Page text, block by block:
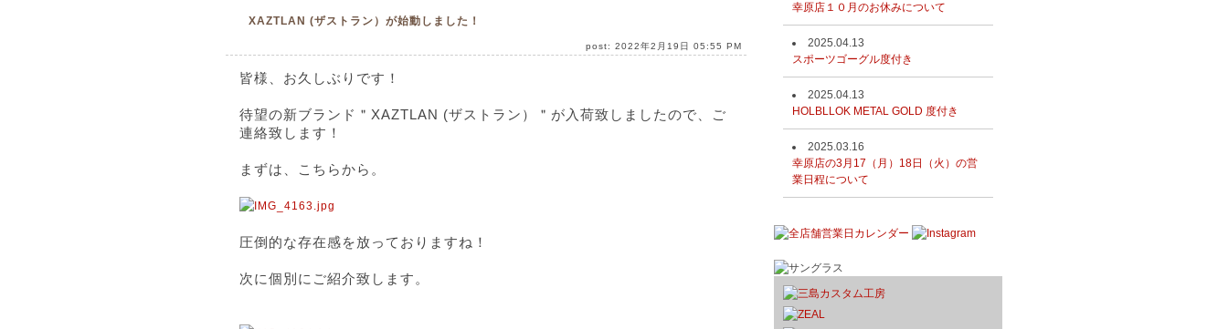
XAZTLAN (ザストラン）が始動しました！
post: 2022年2月19日 05:55 PM
皆様、お久しぶりです！
待望の新ブランド＂XAZTLAN (ザストラン）＂が入荷致しましたので、ご
連絡致します！
まずは、こちらから。
圧倒的な存在感を放っておりますね！
次に個別にご紹介致します。
幸原店１０月のお休みについて
2025.04.13
スポーツゴーグル度付き
2025.04.13
HOLBLLOK METAL GOLD 度付き
2025.03.16
幸原店の3月17（月）18日（火）の営
業日程について